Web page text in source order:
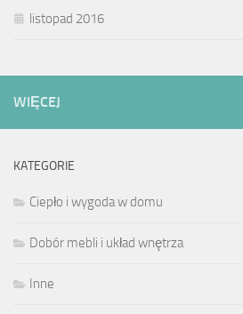
listopad 2016
WIĘCEJ
KATEGORIE
Ciepło i wygoda w domu
Dobór mebli i układ wnętrza
Inne